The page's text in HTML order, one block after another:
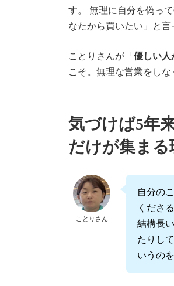
す。 無理に自分を偽っ
なたから買いたい」と言
ことりさんが「 優しい人
こそ。無理な営業をしな
気づけば5年
だけが集まる
ことりさん
自分の
くださ
結構長
たりし
いうの